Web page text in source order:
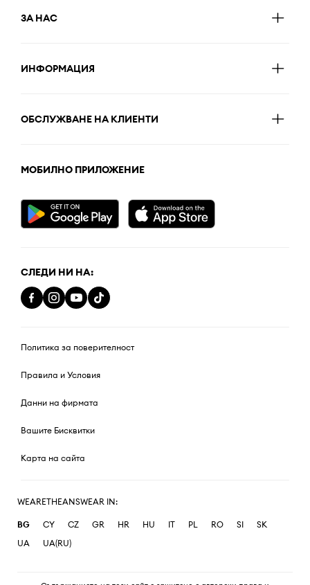
ЗА НАС
ИНФОРМАЦИЯ
ОБСЛУЖВАНЕ НА КЛИЕНТИ
МОБИЛНО ПРИЛОЖЕНИЕ
СЛЕДИ НИ НА:
Политика за поверителност
Правила и Условия
Данни на фирмата
Вашите Бисквитки
Карта на сайта
WEARETHEANSWEAR IN:
BG CY CZ GR HR HU IT PL RO SI
SK
UA
UA(RU)